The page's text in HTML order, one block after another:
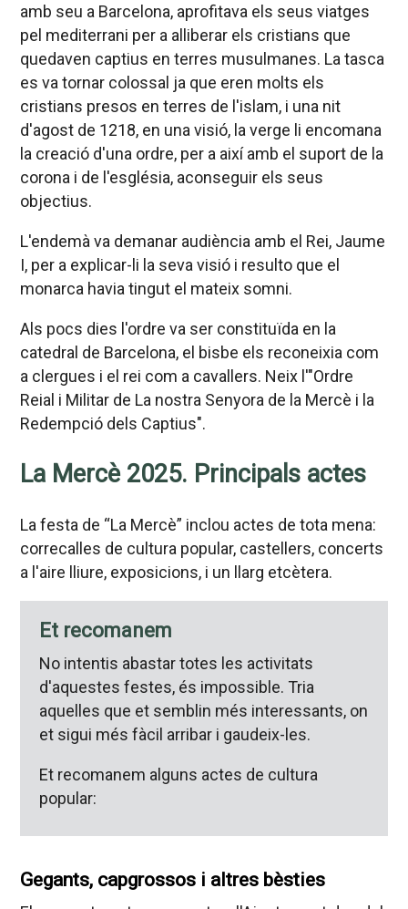
amb seu a Barcelona, aprofitava els seus viatges
pel mediterrani per a alliberar els cristians que
quedaven captius en terres musulmanes. La tasca
es va tornar colossal ja que eren molts els
cristians presos en terres de l'islam, i una nit
d'agost de 1218, en una visió, la verge li encomana
la creació d'una ordre, per a així amb el suport de la
corona i de l'església, aconseguir els seus
objectius.
L'endemà va demanar audiència amb el Rei, Jaume
I, per a explicar-li la seva visió i resulto que el
monarca havia tingut el mateix somni.
Als pocs dies l'ordre va ser constituïda en la
catedral de Barcelona, el bisbe els reconeixia com
a clergues i el rei com a cavallers. Neix l'"Ordre
Reial i Militar de La nostra Senyora de la Mercè i la
Redempció dels Captius".
La Mercè 2025. Principals actes
La festa de “La Mercè” inclou actes de tota mena:
correcalles de cultura popular, castellers, concerts
a l'aire lliure, exposicions, i un llarg etcètera.
Et recomanem
No intentis abastar totes les activitats
d'aquestes festes, és impossible. Tria
aquelles que et semblin més interessants, on
et sigui més fàcil arribar i gaudeix-les.
Et recomanem alguns actes de cultura
popular:
Gegants, capgrossos i altres bèsties